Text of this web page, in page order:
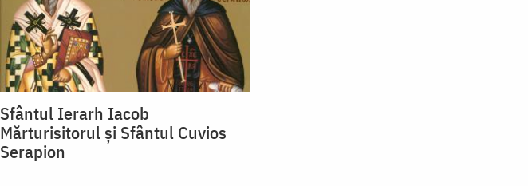
Sfântul Ierarh Iacob
Mărturisitorul și Sfântul Cuvios
Serapion